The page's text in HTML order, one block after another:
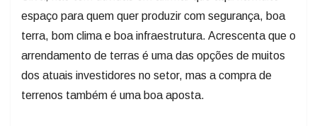
espaço para quem quer produzir com segurança, boa
terra, bom clima e boa infraestrutura. Acrescenta que o
arrendamento de terras é uma das opções de muitos
dos atuais investidores no setor, mas a compra de
terrenos também é uma boa aposta.